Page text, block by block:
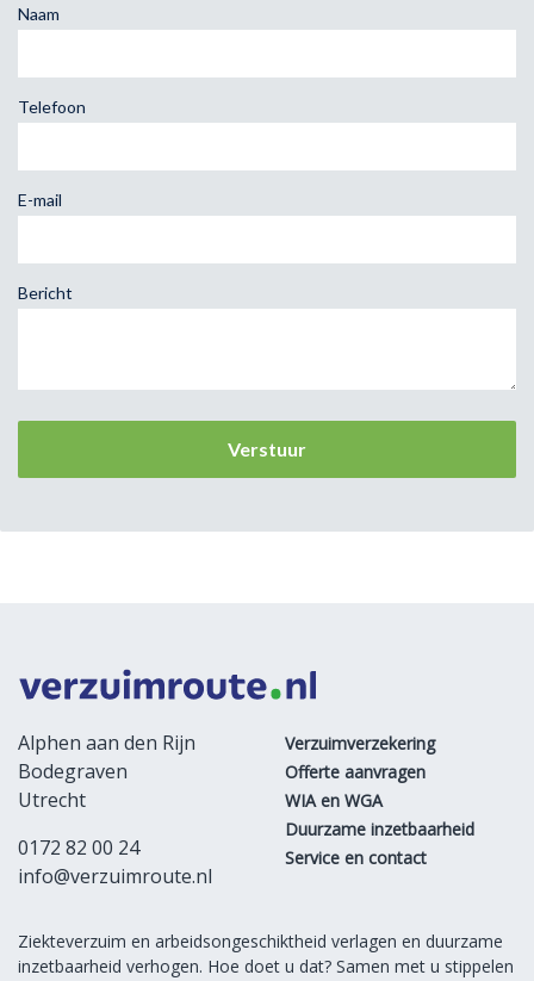
Naam
Telefoon
E-mail
Bericht
Alphen aan den Rijn
Bodegraven
Utrecht
0172 82 00 24
info@verzuimroute.nl
Verzuimverzekering
Offerte aanvragen
WIA en WGA
Duurzame inzetbaarheid
Service en contact
Ziekteverzuim en arbeidsongeschiktheid verlagen en duurzame
inzetbaarheid verhogen. Hoe doet u dat? Samen met u stippelen